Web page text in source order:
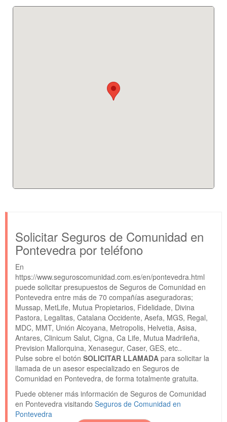
Solicitar Seguros de Comunidad en
Pontevedra por teléfono
En
https://www.seguroscomunidad.com.es/en/pontevedra.html
puede solicitar presupuestos de Seguros de Comunidad en
Pontevedra entre más de 70 compañías aseguradoras;
Mussap, MetLife, Mutua Propietarios, Fidelidade, Divina
Pastora, Legalitas, Catalana Occidente, Asefa, MGS, Regal,
MDC, MMT, Unión Alcoyana, Metropolis, Helvetia, Asisa,
Antares, Clinicum Salut, Cigna, Ca Life, Mutua Madrileña,
Prevision Mallorquina, Xenasegur, Caser, GES, etc..
Pulse sobre el botón SOLICITAR LLAMADA para solicitar la
llamada de un asesor especializado en Seguros de
Comunidad en Pontevedra, de forma totalmente gratuita.
Puede obtener más información de Seguros de Comunidad
en Pontevedra visitando Seguros de Comunidad en
Pontevedra